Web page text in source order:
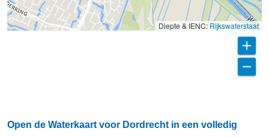
Diepte & IENC: Rijkswaterstaat
Open de Waterkaart voor Dordrecht in een volledig